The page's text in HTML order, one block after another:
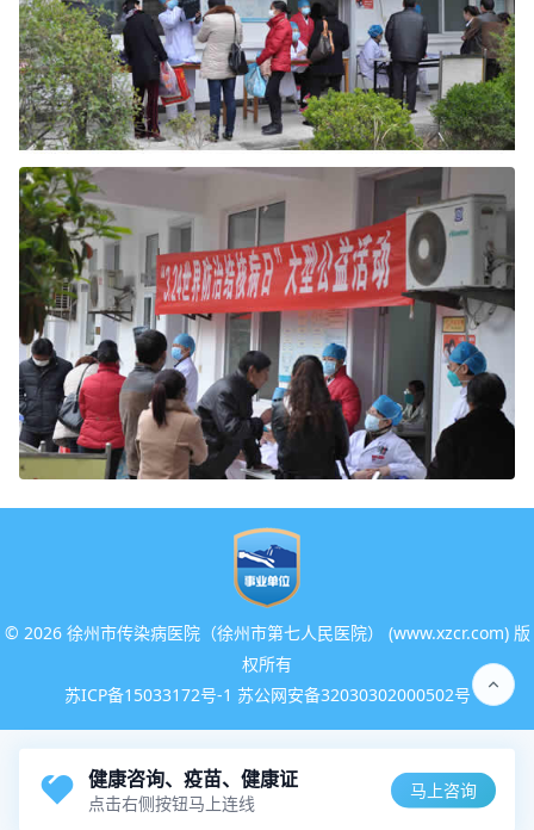
© 2026 徐州市传染病医院（徐州市第七人民医院） (www.xzcr.com) 版
权所有
苏ICP备15033172号-1 苏公网安备32030302000502号
健康咨询、疫苗、健康证
点击右侧按钮马上连线
马上咨询